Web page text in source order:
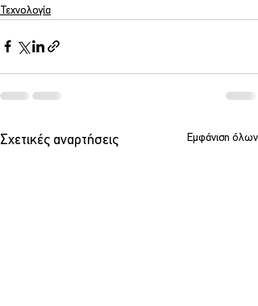
Τεχνολογία
Σχετικές αναρτήσεις Εμφάνιση όλων